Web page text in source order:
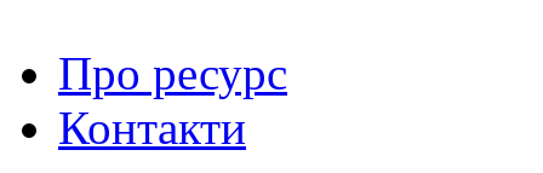
Про ресурс
Контакти